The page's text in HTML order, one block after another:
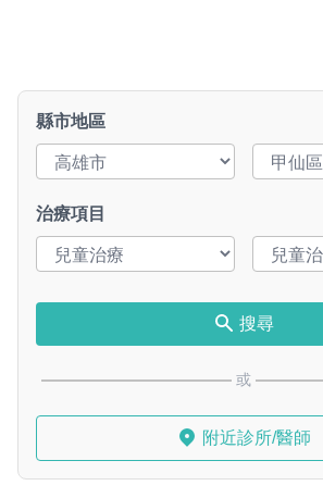
縣市地區
治療項目
搜尋
或
附近診所/醫師